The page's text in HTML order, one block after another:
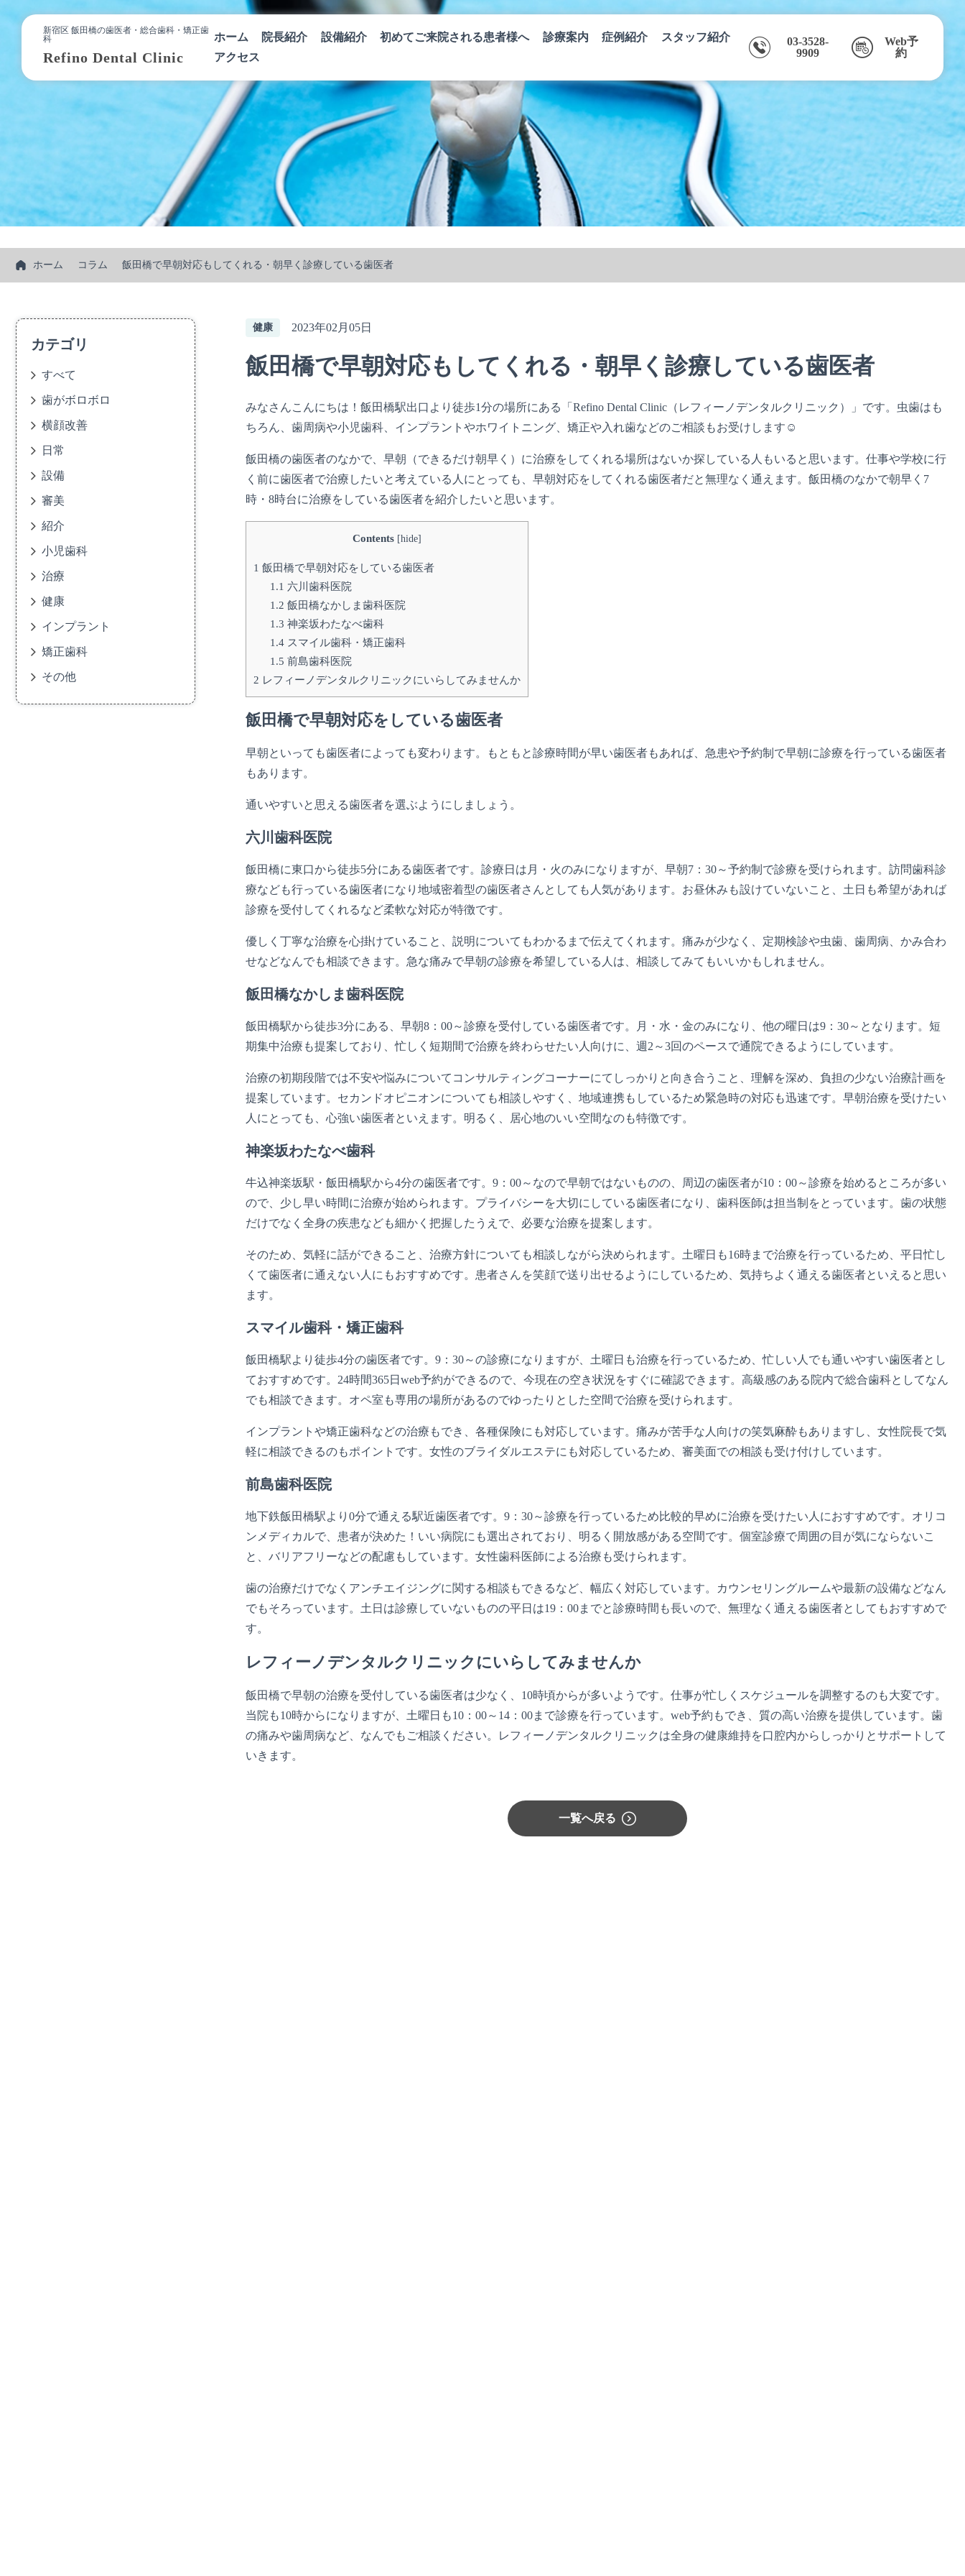
新宿区 飯田橋の歯医者・総合歯科・矯正歯
科
Refino Dental Clinic
ホーム 院長紹介 設備紹介 初めてご来院される患者様へ 診療案内 症例紹介
スタッフ紹介
アクセス
03-3528-
9909
Web予
約
ホーム コラム 飯田橋で早朝対応もしてくれる・朝早く診療している歯医者
健康 2023年02月05日
飯田橋で早朝対応もしてくれる・朝早く診療している歯医者
みなさんこんにちは！飯田橋駅出口より徒歩1分の場所にある「Refino Dental Clinic（レフィーノデンタルクリニック）」です。虫歯はも
ちろん、歯周病や小児歯科、インプラントやホワイトニング、矯正や入れ歯などのご相談もお受けします☺
飯田橋の歯医者のなかで、早朝（できるだけ朝早く）に治療をしてくれる場所はないか探している人もいると思います。仕事や学校に行
く前に歯医者で治療したいと考えている人にとっても、早朝対応をしてくれる歯医者だと無理なく通えます。飯田橋のなかで朝早く7
時・8時台に治療をしている歯医者を紹介したいと思います。
Contents [hide]
1 飯田橋で早朝対応をしている歯医者
1.1 六川歯科医院
1.2 飯田橋なかしま歯科医院
1.3 神楽坂わたなべ歯科
1.4スマイル歯科・矯正歯科
1.5 前島歯科医院
2 レフィーノデンタルクリニックにいらしてみませんか
飯田橋で早朝対応をしている歯医者
早朝といっても歯医者によっても変わります。もともと診療時間が早い歯医者もあれば、急患や予約制で早朝に診療を行っている歯医者
もあります。
通いやすいと思える歯医者を選ぶようにしましょう。
六川歯科医院
飯田橋に東口から徒歩5分にある歯医者です。診療日は月・火のみになりますが、早朝7：30～予約制で診療を受けられます。訪問歯科診
療なども行っている歯医者になり地域密着型の歯医者さんとしても人気があります。お昼休みも設けていないこと、土日も希望があれば
診療を受付してくれるなど柔軟な対応が特徴です。
優しく丁寧な治療を心掛けていること、説明についてもわかるまで伝えてくれます。痛みが少なく、定期検診や虫歯、歯周病、かみ合わ
せなどなんでも相談できます。急な痛みで早朝の診療を希望している人は、相談してみてもいいかもしれません。
飯田橋なかしま歯科医院
飯田橋駅から徒歩3分にある、早朝8：00～診療を受付している歯医者です。月・水・金のみになり、他の曜日は9：30～となります。短
期集中治療も提案しており、忙しく短期間で治療を終わらせたい人向けに、週2～3回のペースで通院できるようにしています。
治療の初期段階では不安や悩みについてコンサルティングコーナーにてしっかりと向き合うこと、理解を深め、負担の少ない治療計画を
提案しています。セカンドオピニオンについても相談しやすく、地域連携もしているため緊急時の対応も迅速です。早朝治療を受けたい
人にとっても、心強い歯医者といえます。明るく、居心地のいい空間なのも特徴です。
神楽坂わたなべ歯科
牛込神楽坂駅・飯田橋駅から4分の歯医者です。9：00～なので早朝ではないものの、周辺の歯医者が10：00～診療を始めるところが多い
ので、少し早い時間に治療が始められます。プライバシーを大切にしている歯医者になり、歯科医師は担当制をとっています。歯の状態
だけでなく全身の疾患なども細かく把握したうえで、必要な治療を提案します。
そのため、気軽に話ができること、治療方針についても相談しながら決められます。土曜日も16時まで治療を行っているため、平日忙し
くて歯医者に通えない人にもおすすめです。患者さんを笑顔で送り出せるようにしているため、気持ちよく通える歯医者といえると思い
ます。
スマイル歯科・矯正歯科
飯田橋駅より徒歩4分の歯医者です。9：30～の診療になりますが、土曜日も治療を行っているため、忙しい人でも通いやすい歯医者とし
ておすすめです。24時間365日web予約ができるので、今現在の空き状況をすぐに確認できます。高級感のある院内で総合歯科としてなん
でも相談できます。オペ室も専用の場所があるのでゆったりとした空間で治療を受けられます。
インプラントや矯正歯科などの治療もでき、各種保険にも対応しています。痛みが苦手な人向けの笑気麻酔もありますし、女性院長で気
軽に相談できるのもポイントです。女性のブライダルエステにも対応しているため、審美面での相談も受け付けしています。
前島歯科医院
地下鉄飯田橋駅より0分で通える駅近歯医者です。9：30～診療を行っているため比較的早めに治療を受けたい人におすすめです。オリコ
ンメディカルで、患者が決めた！いい病院にも選出されており、明るく開放感がある空間です。個室診療で周囲の目が気にならないこ
と、バリアフリーなどの配慮もしています。女性歯科医師による治療も受けられます。
歯の治療だけでなくアンチエイジングに関する相談もできるなど、幅広く対応しています。カウンセリングルームや最新の設備などなん
でもそろっています。土日は診療していないものの平日は19：00までと診療時間も長いので、無理なく通える歯医者としてもおすすめで
す。
レフィーノデンタルクリニックにいらしてみませんか
飯田橋で早朝の治療を受付している歯医者は少なく、10時頃からが多いようです。仕事が忙しくスケジュールを調整するのも大変です。
当院も10時からになりますが、土曜日も10：00～14：00まで診療を行っています。web予約もでき、質の高い治療を提供しています。歯
の痛みや歯周病など、なんでもご相談ください。レフィーノデンタルクリニックは全身の健康維持を口腔内からしっかりとサポートして
いきます。
一覧へ戻る
カテゴリ
すべて
歯がボロボロ
横顔改善
日常
設備
審美
紹介
小児歯科
治療
健康
インプラント
矯正歯科
その他